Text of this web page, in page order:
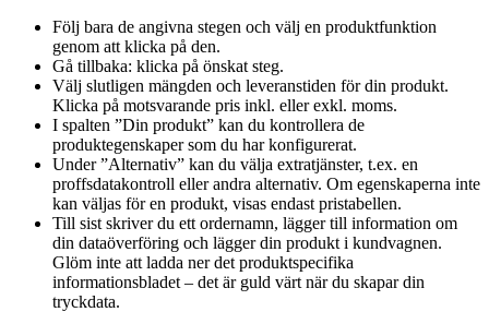
Följ bara de angivna stegen och välj en produktfunktion
genom att klicka på den.
Gå tillbaka: klicka på önskat steg.
Välj slutligen mängden och leveranstiden för din produkt.
Klicka på motsvarande pris inkl. eller exkl. moms.
I spalten ”Din produkt” kan du kontrollera de
produktegenskaper som du har konfigurerat.
Under ”Alternativ” kan du välja extratjänster, t.ex. en
proffsdatakontroll eller andra alternativ. Om egenskaperna inte
kan väljas för en produkt, visas endast pristabellen.
Till sist skriver du ett ordernamn, lägger till information om
din dataöverföring och lägger din produkt i kundvagnen.
Glöm inte att ladda ner det produktspecifika
informationsbladet – det är guld värt när du skapar din
tryckdata.